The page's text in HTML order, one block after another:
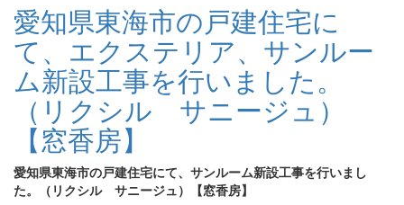
愛知県東海市の戸建住宅に
て、エクステリア、サンルー
ム新設工事を行いました。
（リクシル サニージュ）
【窓香房】
愛知県東海市の戸建住宅にて、サンルーム新設工事を行いまし
た。（リクシル サニージュ）【窓香房】